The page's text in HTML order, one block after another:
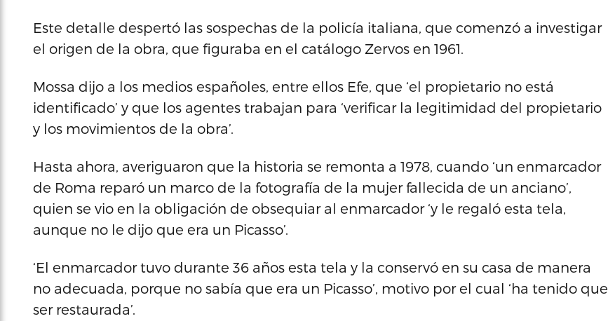
Este detalle despertó las sospechas de la policía italiana, que comenzó a investigar
el origen de la obra, que figuraba en el catálogo Zervos en 1961.
Mossa dijo a los medios españoles, entre ellos Efe, que ‘el propietario no está
identificado’ y que los agentes trabajan para ‘verificar la legitimidad del propietario
y los movimientos de la obra’.
Hasta ahora, averiguaron que la historia se remonta a 1978, cuando ‘un enmarcador
de Roma reparó un marco de la fotografía de la mujer fallecida de un anciano’,
quien se vio en la obligación de obsequiar al enmarcador ‘y le regaló esta tela,
aunque no le dijo que era un Picasso’.
‘El enmarcador tuvo durante 36 años esta tela y la conservó en su casa de manera
no adecuada, porque no sabía que era un Picasso’, motivo por el cual ‘ha tenido que
ser restaurada’.